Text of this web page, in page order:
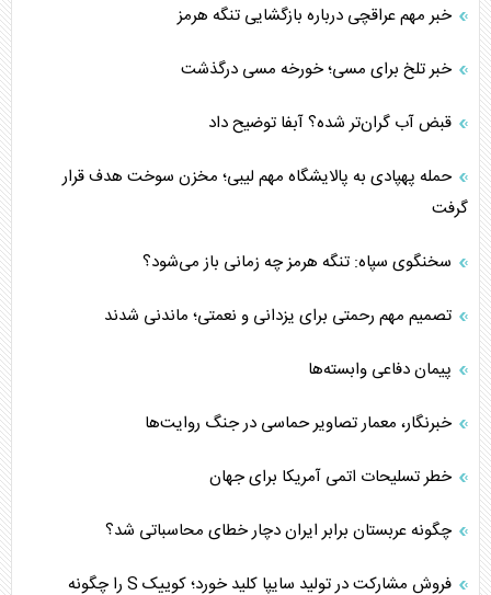
خبر مهم عراقچی درباره بازگشایی تنگه هرمز
خبر تلخ برای مسی؛ خورخه مسی درگذشت
قبض آب گران‌تر شده؟ آبفا توضیح داد
حمله پهپادی به پالایشگاه مهم لیبی؛ مخزن سوخت هدف قرار
گرفت
سخنگوی سپاه: تنگه هرمز چه زمانی باز می‌شود؟
تصمیم مهم رحمتی برای یزدانی و نعمتی؛ ماندنی شدند
پیمان دفاعی‌ وابسته‌ها
خبرنگار، معمار تصاویر حماسی در جنگ روایت‌ها
خطر تسلیحات اتمی آمریکا برای جهان
چگونه عربستان برابر ایران دچار خطای محاسباتی شد؟
فروش مشارکت در تولید سایپا کلید خورد؛ کوییک S را چگونه